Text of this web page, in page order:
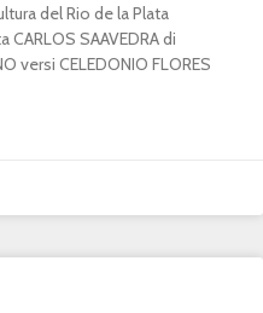
del Rio de la Plata
CARLOS SAAVEDRA di
versi CELEDONIO FLORES